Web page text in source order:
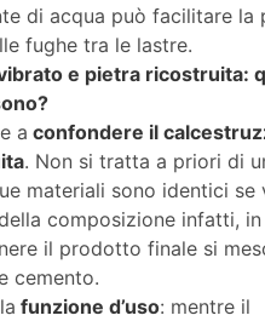
di acqua può facilitare la
fughe tra le lastre.
e pietra ricostruita:
a confondere il
. Non si tratta a priori di
materiali sono identici se
composizione infatti,
il prodotto finale si
cemento.
funzione d’uso: mentre il